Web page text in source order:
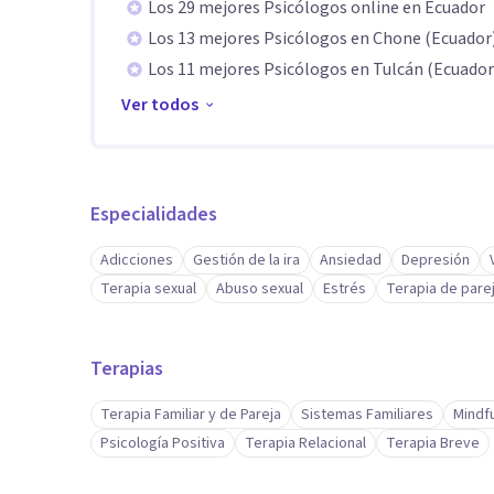
educación, arte y cultura; así como de derechos de
entre otros, con la construcción de material con
género.
Soy cofundador del Instituto Relacional y
2004; por el trabajo realizado a favor de la causa de
Los 29 mejores Psicólogos online en Ecuador
Los 13 mejores Psicólogos en Chone
Los 11 mejores Psicólogos en Tulcán
Ver todos
Especialidades
Adicciones Gestión de la ira Ansiedad Depresión
Terapia sexual
Abuso sexual Estrés Terapia de
Terapias
Terapia Familiar y de Pareja Sistemas Familiares
Psicología Positiva
Terapia Relacional Terapia Breve